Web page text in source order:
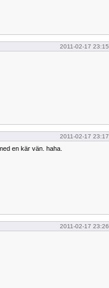
2011-02-17 23:15
2011-02-17 23:17
en kär vän. haha.
2011-02-17 23:26